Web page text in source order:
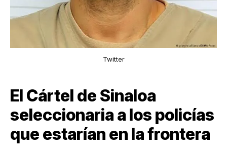
Twitter
El Cártel de Sinaloa
seleccionaria a los policías
que estarían en la frontera